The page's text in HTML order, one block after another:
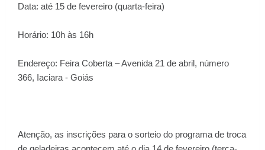
Data: até 15 de fevereiro (quarta-feira)
Horário: 10h às 16h
Endereço: Feira Coberta – Avenida 21 de abril, número
366, Iaciara - Goiás
Atenção, as inscrições para o sorteio do programa de troca